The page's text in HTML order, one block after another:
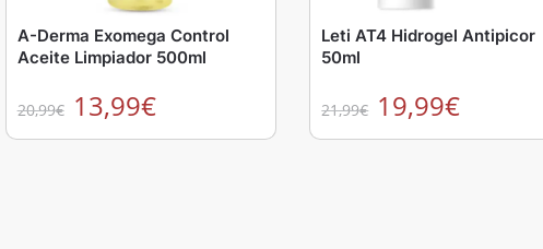
A-Derma Exomega Control
Aceite Limpiador 500ml
20,99€ 13,99€
Leti AT4 Hidrogel Antipicor
50ml
21,99€ 19,99€